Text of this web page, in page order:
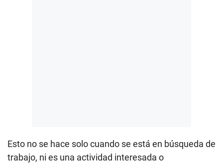
Esto no se hace solo cuando se está en búsqueda de
trabajo, ni es una actividad interesada o